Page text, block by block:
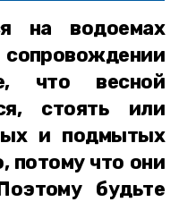
на водоемах
что весной
стоять или
и подмытых
потому что они
будьте